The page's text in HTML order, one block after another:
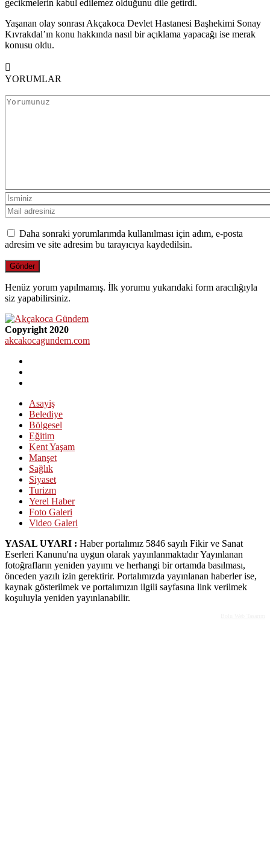
gecikmelerin kabul edilemez olduğunu dile getirdi.
Yaşanan olay sonrası Akçakoca Devlet Hastanesi Başhekimi Sonay
Kıvrakdal’ın konu hakkında nasıl bir açıklama yapacağı ise merak
konusu oldu.
YORUMLAR
Daha sonraki yorumlarımda kullanılması için adım, e-posta
adresim ve site adresim bu tarayıcıya kaydedilsin.
Henüz yorum yapılmamış. İlk yorumu yukarıdaki form aracılığıyla
siz yapabilirsiniz.
Copyright 2020
akcakocagundem.com
Asayiş
Belediye
Bölgesel
Eğitim
Kent Yaşam
Manşet
Sağlık
Siyaset
Turizm
Yerel Haber
Foto Galeri
Video Galeri
YASAL UYARI : Haber portalımız 5846 sayılı Fikir ve Sanat
Eserleri Kanunu'na uygun olarak yayınlanmaktadır Yayınlanan
fotoğrafların yeniden yayımı ve herhangi bir ortamda basılması,
önceden yazılı izin gerektirir. Portalımızda yayınlanan haberler ise,
kaynak gösterilmek ve portalımızın ilgili sayfasına link verilmek
koşuluyla yeniden yayınlanabilir.